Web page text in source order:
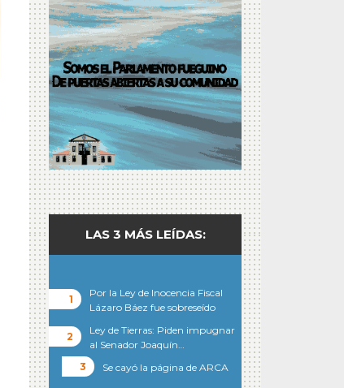
LAS 3 MÁS LEÍDAS:
Por la Ley de Inocencia Fiscal
Lázaro Báez fue sobreseído
Ley de Tierras: Piden impugnar
al Senador Joaquín…
Se cayó la página de ARCA